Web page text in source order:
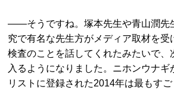
――そうですね。塚本先生や青山潤先
究で有名な先生方がメディア取材を
検査のことを話してくれたみたいで、
入るようになりました。ニホンウナギ
リストに登録された2014年は最もす